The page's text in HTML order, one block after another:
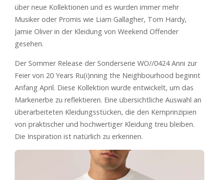
über neue Kollektionen und es wurden immer mehr
Musiker oder Promis wie Liam Gallagher, Tom Hardy,
Jamie Oliver in der Kleidung von Weekend Offender
gesehen.
Der Sommer Release der Sonderserie WO//0424 Anni zur
Feier von 20 Years Ru(i)nning the Neighbourhood beginnt
Anfang April. Diese Kollektion wurde entwickelt, um das
Markenerbe zu reflektieren. Eine übersichtliche Auswahl an
überarbeiteten Kleidungsstücken, die den Kernprinzipien
von praktischer und hochwertiger Kleidung treu bleiben.
Die Inspiration ist natürlich zu erkennen.